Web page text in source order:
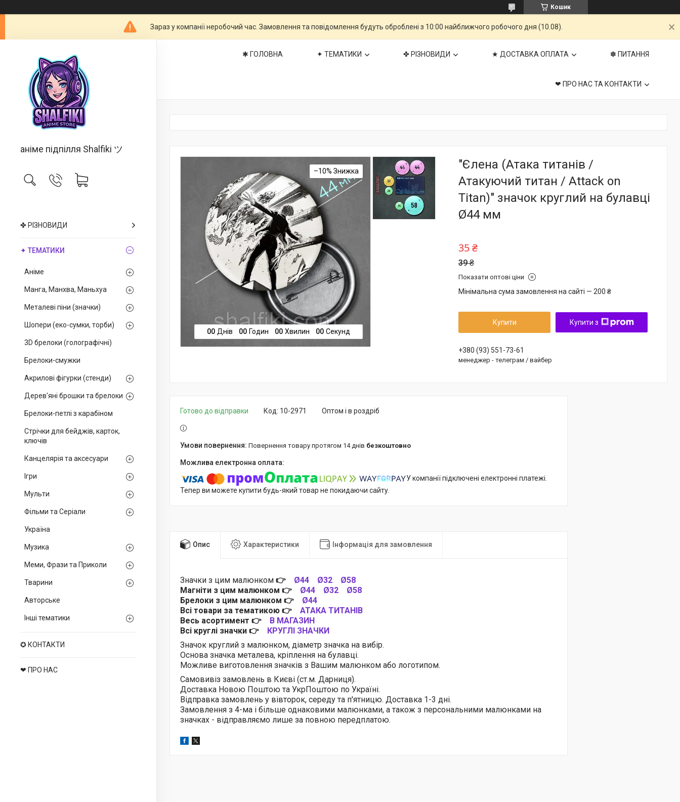
Кошик
Зараз у компанії неробочий час. Замовлення та повідомлення будуть оброблені з 10:00 найближчого робочого дня (10.08).
аніме підпілля Shalfiki ツ
✤ РІЗНОВИДИ
✦ ТЕМАТИКИ
Аніме
Манга, Манхва, Маньхуа
Металеві піни (значки)
Шопери (еко-сумки, торби)
3D брелоки (голографічні)
Брелоки-смужки
Акрилові фігурки (стенди)
Дерев'яні брошки та брелоки
Брелоки-петлі з карабіном
Стрічки для бейджів, карток,
ключів
Канцелярія та аксесуари
Ігри
Мульти
Фільми та Серіали
Україна
Музика
Меми, Фрази та Приколи
Тварини
Авторське
Інші тематики
✪ КОНТАКТИ
❤ ПРО НАС
✱ ГОЛОВНА ✦ ТЕМАТИКИ ✤ РІЗНОВИДИ ★ ДОСТАВКА ОПЛАТА ✽ ПИТАННЯ
❤ ПРО НАС ТА КОНТАКТИ
–10%
00 Днів 00 Годин 00 Хвилин 00 Секунд
"Єлена (Атака титанів /
Атакуючий титан / Attack on
Titan)" значок круглий на булавці
Ø44 мм
39 ₴
35 ₴
Показати оптові ціни
Мінімальна сума замовлення на сайті — 200 ₴
Купити Купити з
+380 (93) 551-73-61
менеджер - телеграм / вайбер
Готово до відправки Оптом і в роздріб
Код: 10-2971
повернення товару протягом 14 днів безкоштовно
У компанії підключені електронні платежі.
Тепер ви можете купити будь-який товар не покидаючи сайту.
Опис Характеристики Інформація для замовлення
Значки з цим малюнком 👉 Ø44 Ø32
Ø58
Магніти з цим малюнком 👉 Ø44 Ø32
Ø58
Брелоки з цим малюнком 👉 Ø44
Всі товари за тематикою 👉 АТАКА ТИТАНІВ
Весь асортимент 👉
В МАГАЗИН
Всі круглі значки 👉
КРУГЛІ ЗНАЧКИ
Значок круглий з малюнком, діаметр значка на вибір.
Основа значка металева, кріплення на булавці.
Можливе виготовлення значків з Вашим малюнком або логотипом.
Самовивіз замовлень в Києві (ст.м. Дарниця).
Доставка Новою Поштою та УкрПоштою по Україні.
Відправка замовлень у вівторок, середу та п'ятницю. Доставка 1-3 дні.
Замовлення з 4-ма і більше однаковими малюнками, а також з персональними малюнками на
значках - відправляємо лише за повною передплатою.